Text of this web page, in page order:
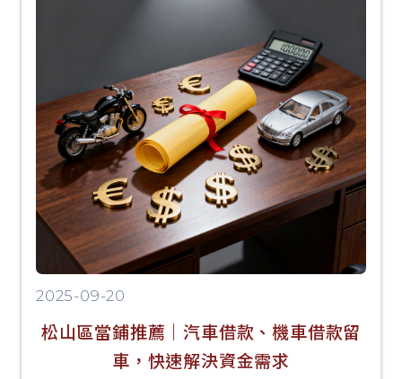
2025-09-20
松山區當鋪推薦｜汽車借款、機車借款留
車，快速解決資金需求